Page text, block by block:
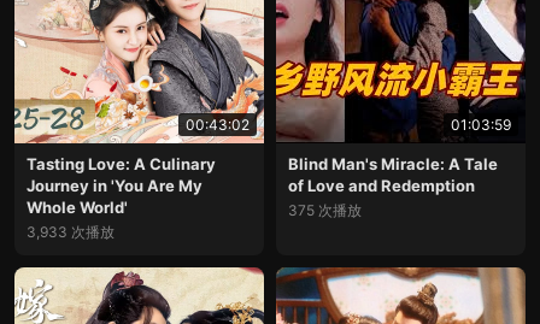
00:43:02
Tasting Love: A Culinary
Journey in 'You Are My
Whole World'
3,933 次播放
01:03:59
Blind Man's Miracle: A Tale
of Love and Redemption
375 次播放